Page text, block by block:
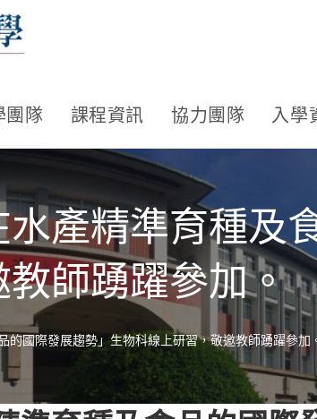
團隊 課程資訊 協力團隊 入學
產精準育種及
師踴躍參加。
的國際發展趨勢」生物科線上研習，敬邀教師踴躍參加